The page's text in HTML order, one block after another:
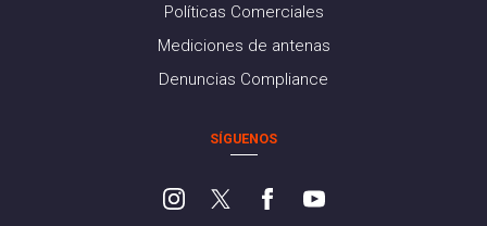
Políticas Comerciales
Mediciones de antenas
Denuncias Compliance
SÍGUENOS